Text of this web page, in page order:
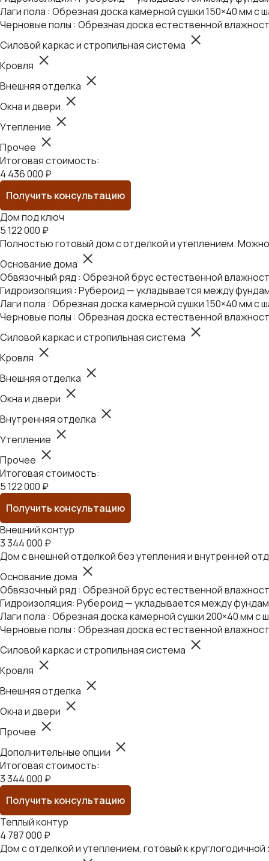
Лаги пола : Обрезная доска камерной сушки 150×40 мм с
Черновые полы : Обрезная доска естественной
Силовой каркас и стропильная система
Кровля
Внешняя отделка
Окна и двери
Утепление
Прочее
Итоговая стоимость:
4 436 000 ₽
Получить консультацию
Дом под ключ
5 122 000 ₽
Полностью готовый дом с отделкой и утеплением.
Основание дома
Обвязочный ряд : Обрезной брус естественной
Гидроизоляция : Рубероид — укладывается между
Лаги пола : Обрезная доска камерной сушки 150×40 мм с
Черновые полы : Обрезная доска естественной
Силовой каркас и стропильная система
Кровля
Внешняя отделка
Окна и двери
Внутренняя отделка
Утепление
Прочее
Итоговая стоимость:
5 122 000 ₽
Получить консультацию
Внешний контур
3 344 000 ₽
Дом с внешней отделкой без утепления и внутренней
Основание дома
Обвязочный ряд : Обрезной брус естественной
Гидроизоляция: Рубероид — укладывается между
Лаги пола : Обрезная доска камерной сушки 200×40 мм с
Черновые полы : Обрезная доска естественной
Силовой каркас и стропильная система
Кровля
Внешняя отделка
Окна и двери
Прочее
Дополнительные опции
Итоговая стоимость:
3 344 000 ₽
Получить консультацию
Теплый контур
4 787 000 ₽
Дом с отделкой и утеплением, готовый к